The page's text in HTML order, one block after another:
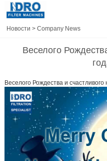
Новости >Company News
Веселого
Веселого Рождества и счастливого